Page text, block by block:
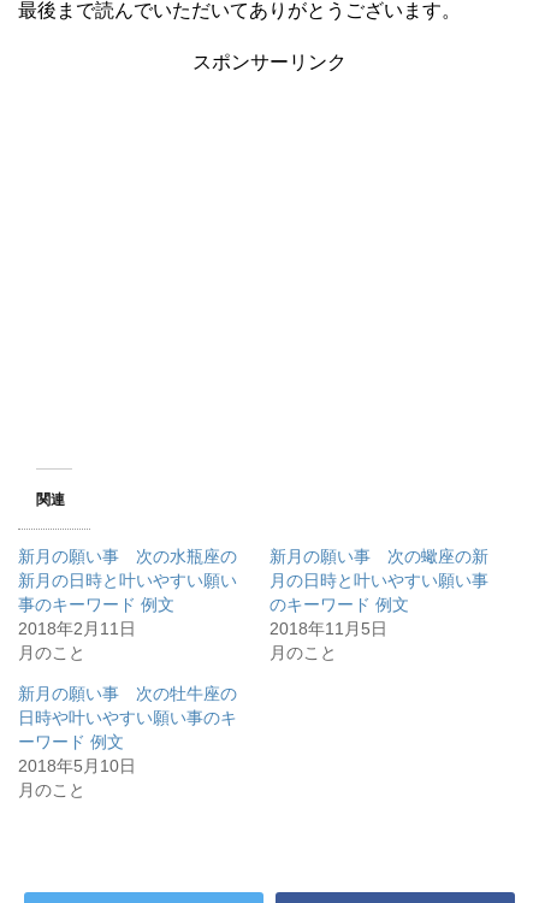
最後まで読んでいただいてありがとうございます。
スポンサーリンク
関連
新月の願い事 次の水瓶座の
新月の日時と叶いやすい願い
事のキーワード 例文
2018年2月11日
月のこと
新月の願い事 次の蠍座の新
月の日時と叶いやすい願い事
のキーワード 例文
2018年11月5日
月のこと
新月の願い事 次の牡牛座の
日時や叶いやすい願い事のキ
ーワード 例文
2018年5月10日
月のこと